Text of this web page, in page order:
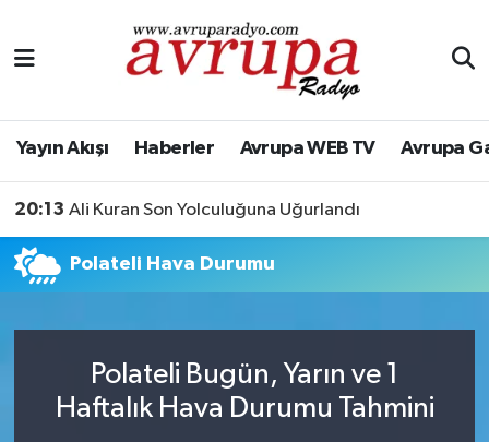
Yayın Akışı Haberler Avrupa WEB TV Avrupa
20:13 Ali Kuran Son Yolculuğuna Uğurlandı
Polateli Hava Durumu
Polateli Bugün, Yarın ve 1
Haftalık Hava Durumu Tahmini
Yayın Akışı
Haberler
KÜLTÜR-SANAT
Genel
Nöbetçi Eczaneler
Hava Durumu
Tüm Manşetler
Son Dakika Haberleri